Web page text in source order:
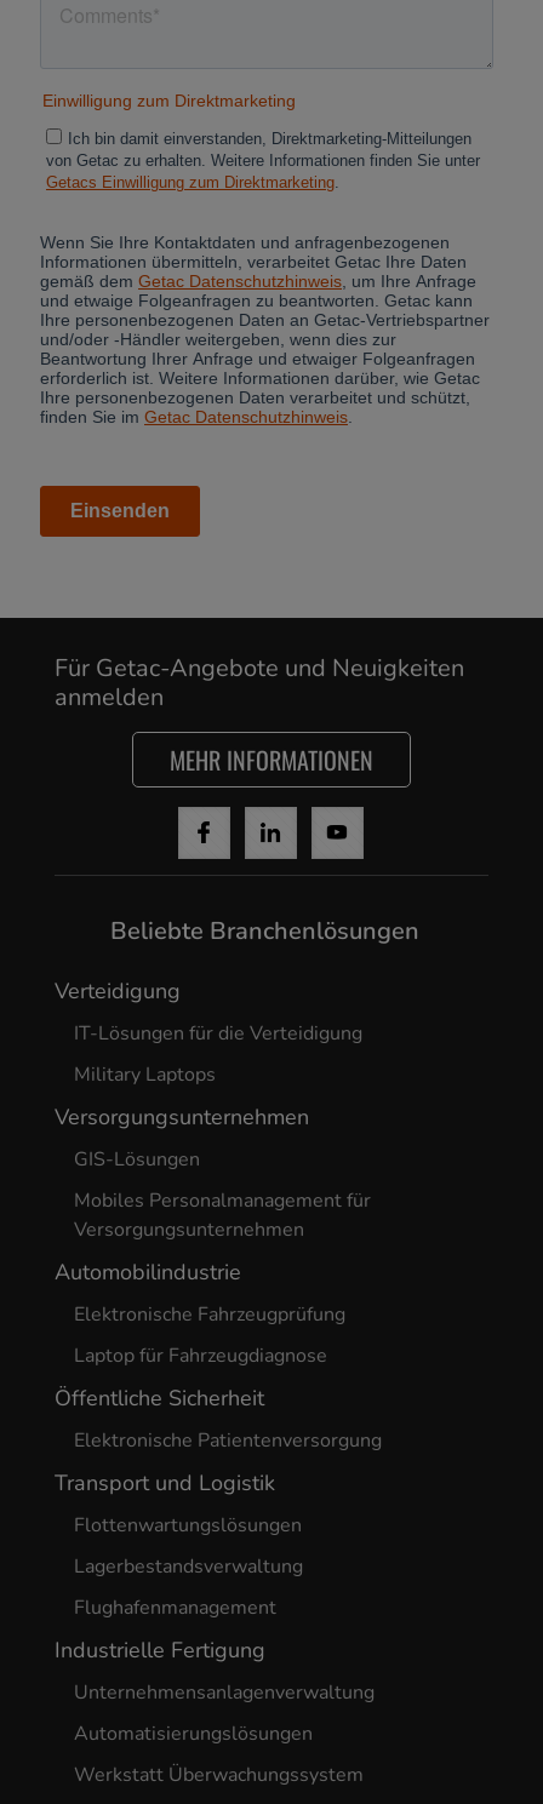
Für Getac-Angebote und Neuigkeiten
anmelden
MEHR INFORMATIONEN
Beliebte Branchenlösungen
Verteidigung
IT-Lösungen für die Verteidigung
Military Laptops
Versorgungsunternehmen
GIS-Lösungen
Mobiles Personalmanagement für
Versorgungsunternehmen
Automobilindustrie
Elektronische Fahrzeugprüfung
Laptop für Fahrzeugdiagnose
Öffentliche Sicherheit
Elektronische Patientenversorgung
Transport und Logistik
Flottenwartungslösungen
Lagerbestandsverwaltung
Flughafenmanagement
Industrielle Fertigung
Unternehmensanlagenverwaltung
Automatisierungslösungen
Werkstatt Überwachungssystem